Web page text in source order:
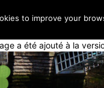
a été
a été ajouté à la
to improve your